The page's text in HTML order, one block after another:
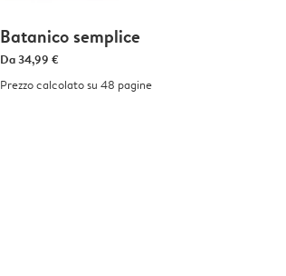
Batanico semplice
Da34,99 €
Prezzo calcolato su 48 pagine